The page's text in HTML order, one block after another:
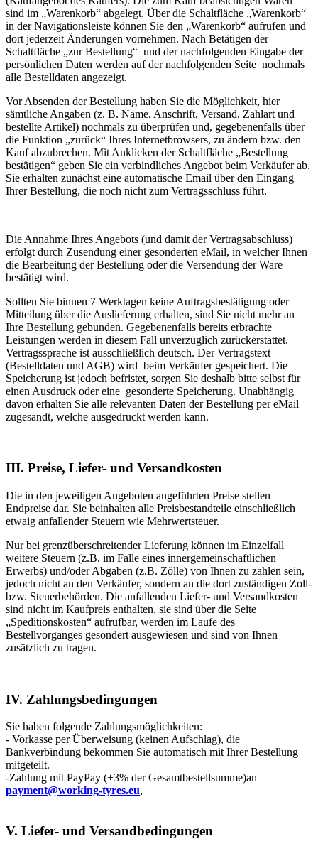
sind im „Warenkorb“ abgelegt. Über die Schaltfläche „Warenkorb“
in der Navigationsleiste können Sie den „Warenkorb“ aufrufen und
dort jederzeit Änderungen vornehmen. Nach Betätigen der
Schaltfläche „zur Bestellung“ und der nachfolgenden Eingabe der
persönlichen Daten werden auf der nachfolgenden Seite nochmals
alle Bestelldaten angezeigt.
Vor Absenden der Bestellung haben Sie die Möglichkeit, hier
sämtliche Angaben (z. B. Name, Anschrift, Versand, Zahlart und
bestellte Artikel) nochmals zu überprüfen und, gegebenenfalls über
die Funktion „zurück“ Ihres Internetbrowsers, zu ändern bzw. den
Kauf abzubrechen. Mit Anklicken der Schaltfläche „Bestellung
bestätigen“ geben Sie ein verbindliches Angebot beim Verkäufer ab.
Sie erhalten zunächst eine automatische Email über den Eingang
Ihrer Bestellung, die noch nicht zum Vertragsschluss führt.
Die Annahme Ihres Angebots (und damit der Vertragsabschluss)
erfolgt durch Zusendung einer gesonderten eMail, in welcher Ihnen
die Bearbeitung der Bestellung oder die Versendung der Ware
bestätigt wird.
Sollten Sie binnen 7 Werktagen keine Auftragsbestätigung oder
Mitteilung über die Auslieferung erhalten, sind Sie nicht mehr an
Ihre Bestellung gebunden. Gegebenenfalls bereits erbrachte
Leistungen werden in diesem Fall unverzüglich zurückerstattet.
Vertragssprache ist ausschließlich deutsch. Der Vertragstext
(Bestelldaten und AGB) wird beim Verkäufer gespeichert. Die
Speicherung ist jedoch befristet, sorgen Sie deshalb bitte selbst für
einen Ausdruck oder eine gesonderte Speicherung. Unabhängig
davon erhalten Sie alle relevanten Daten der Bestellung per eMail
zugesandt, welche ausgedruckt werden kann.
III. Preise, Liefer- und Versandkosten
Die in den jeweiligen Angeboten angeführten Preise stellen
Endpreise dar. Sie beinhalten alle Preisbestandteile einschließlich
etwaig anfallender Steuern wie Mehrwertsteuer.
Nur bei grenzüberschreitender Lieferung können im Einzelfall
weitere Steuern (z.B. im Falle eines innergemeinschaftlichen
Erwerbs) und/oder Abgaben (z.B. Zölle) von Ihnen zu zahlen sein,
jedoch nicht an den Verkäufer, sondern an die dort zuständigen Zoll-
bzw. Steuerbehörden. Die anfallenden Liefer- und Versandkosten
sind nicht im Kaufpreis enthalten, sie sind über die Seite
„Speditionskosten“ aufrufbar, werden im Laufe des
Bestellvorganges gesondert ausgewiesen und sind von Ihnen
zusätzlich zu tragen.
IV. Zahlungsbedingungen
Sie haben folgende Zahlungsmöglichkeiten:
- Vorkasse per Überweisung (keinen Aufschlag), die
Bankverbindung bekommen Sie automatisch mit Ihrer Bestellung
mitgeteilt.
-Zahlung mit PayPay (+3% der Gesamtbestellsumme)an
payment@working-tyres.eu,
V. Liefer- und Versandbedingungen